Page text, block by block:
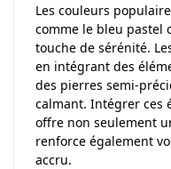
Les couleurs
comme le bleu pastel
touche de sérénité.
en intégrant des
des pierres semi-
calmant. Intégrer ces
offre non seulement
renforce également
accru.